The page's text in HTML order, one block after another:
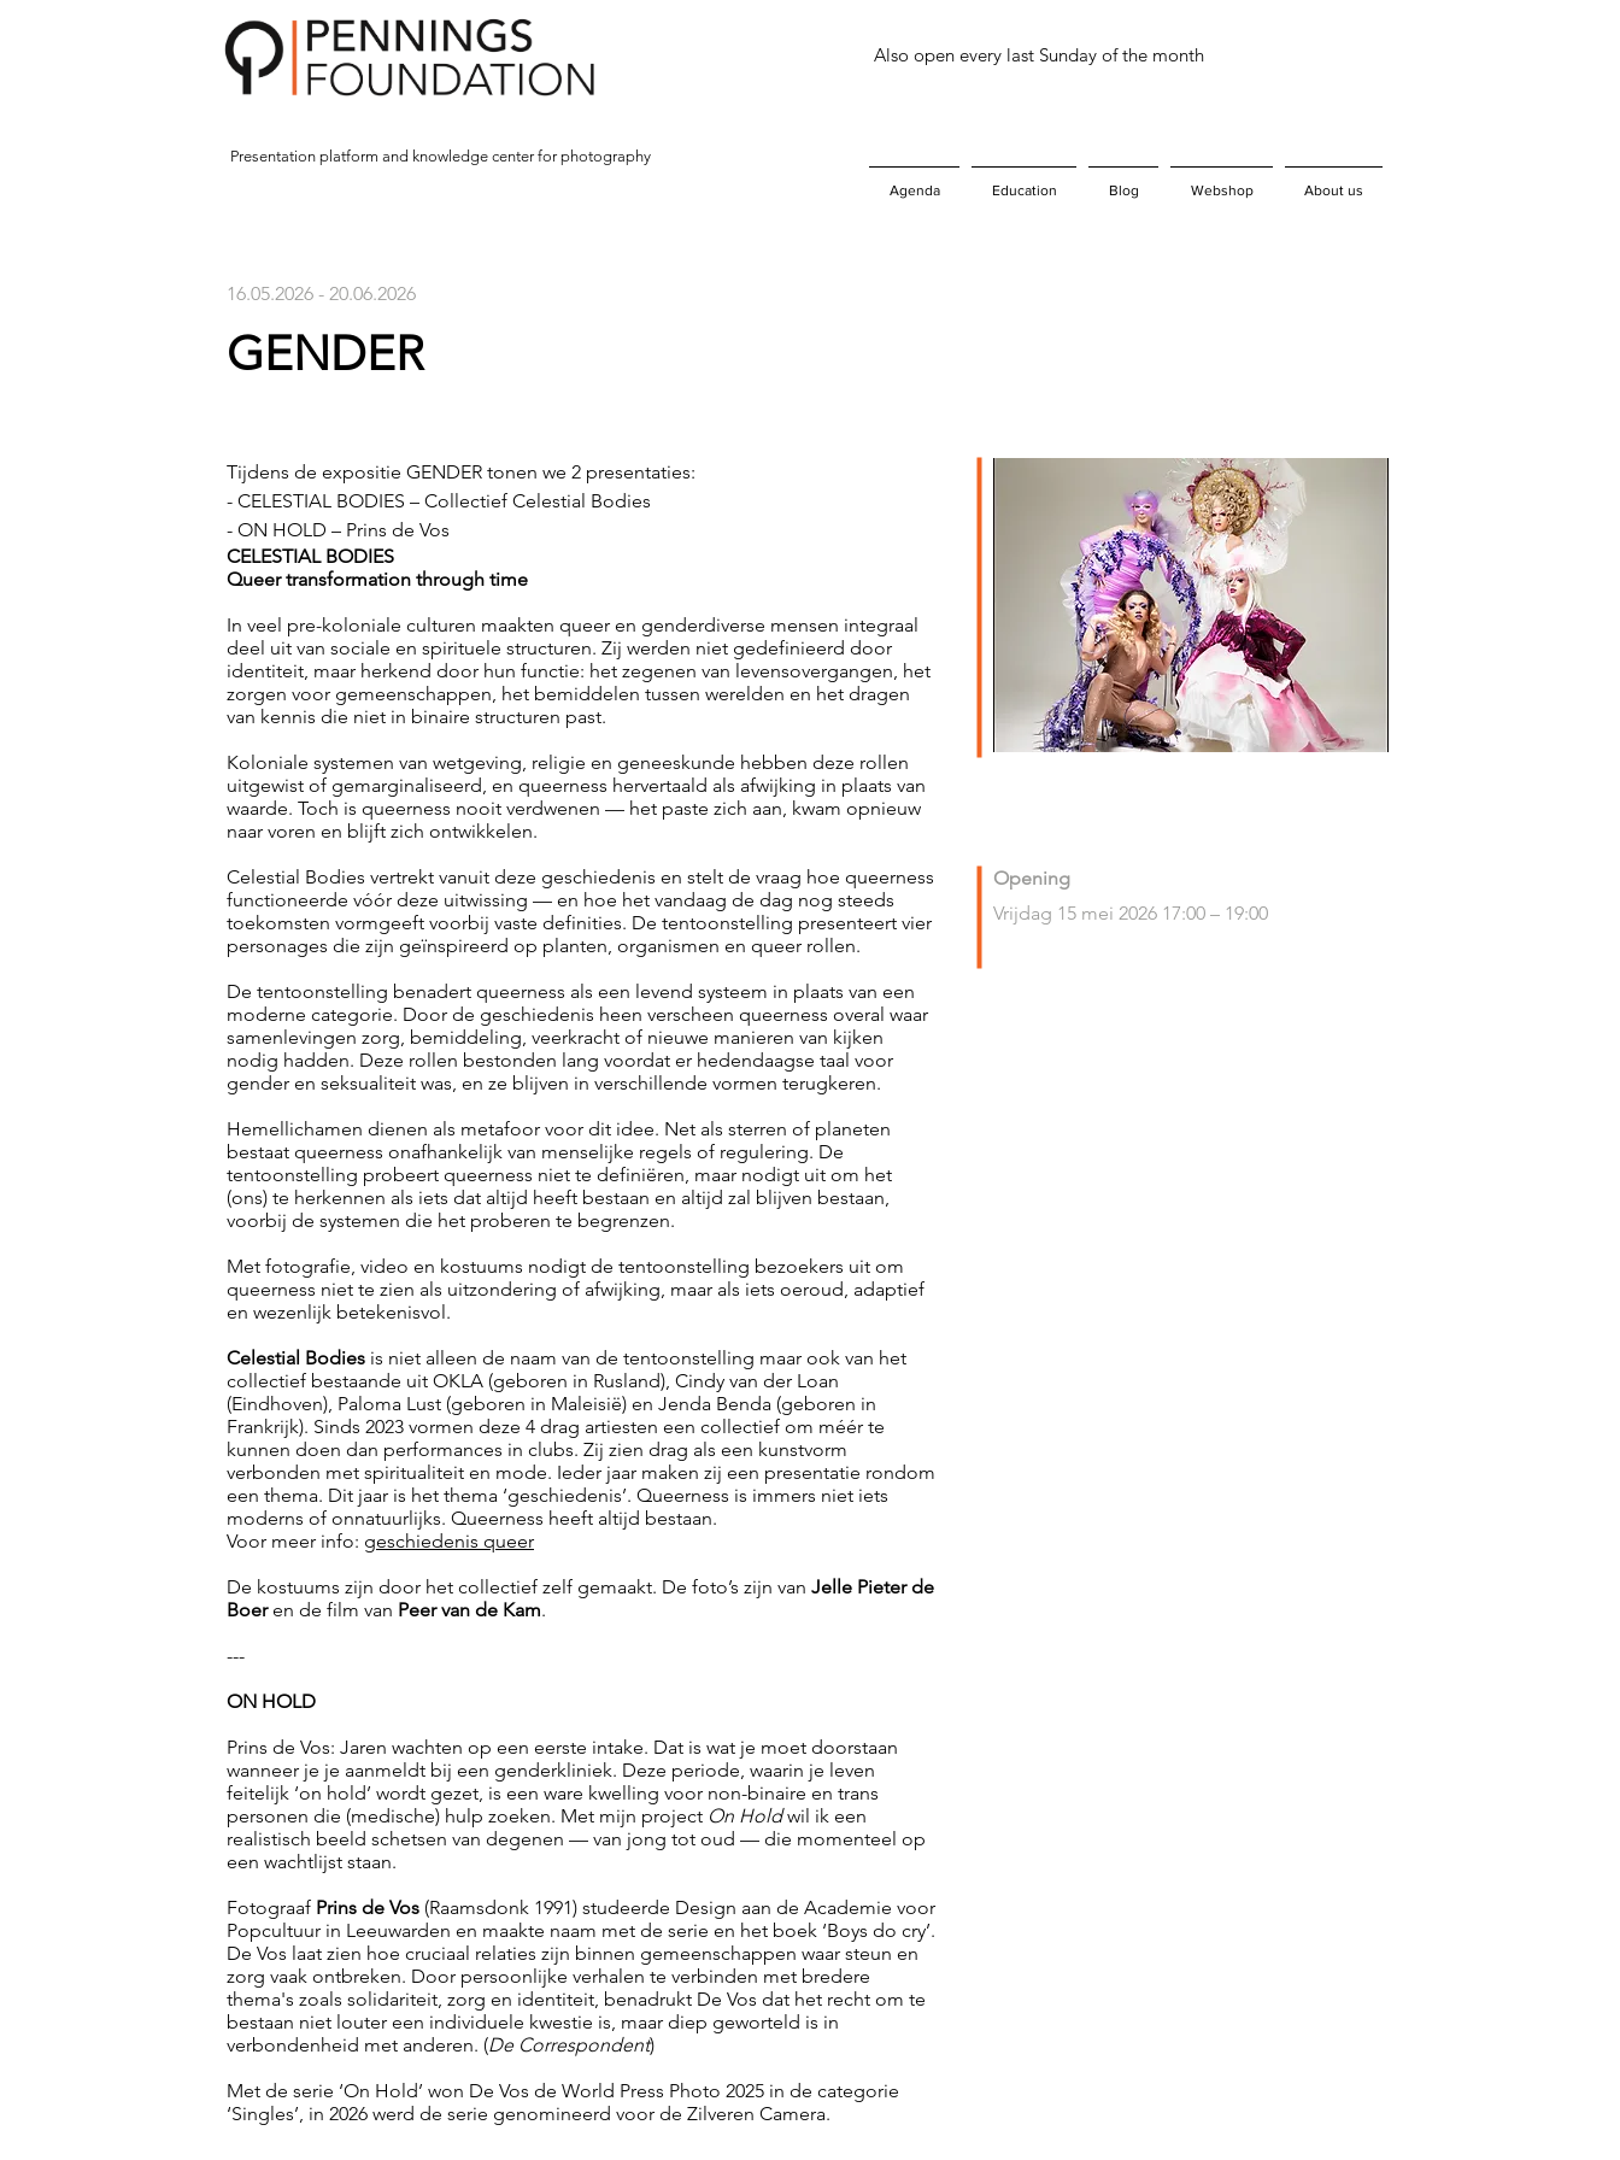
Also open every last Sunday of the month
Presentation platform and knowledge center for photography
Agenda Education Blog Webshop About us
16.05.2026 - 20.06.2026
GENDER
Tijdens de expositie GENDER tonen we 2 presentaties:
- CELESTIAL BODIES – Collectief Celestial Bodies
- ON HOLD – Prins de Vos
CELESTIAL BODIES
Queer transformation through time
In veel pre-koloniale culturen maakten queer en genderdiverse mensen integraal
deel uit van sociale en spirituele structuren. Zij werden niet gedefinieerd door
identiteit, maar herkend door hun functie: het zegenen van levensovergangen, het
zorgen voor gemeenschappen, het bemiddelen tussen werelden en het dragen
van kennis die niet in binaire structuren past.
Koloniale systemen van wetgeving, religie en geneeskunde hebben deze rollen
uitgewist of gemarginaliseerd, en queerness hervertaald als afwijking in plaats van
waarde. Toch is queerness nooit verdwenen — het paste zich aan, kwam opnieuw
naar voren en blijft zich ontwikkelen.
Celestial Bodies vertrekt vanuit deze geschiedenis en stelt de vraag hoe queerness
functioneerde vóór deze uitwissing — en hoe het vandaag de dag nog steeds
toekomsten vormgeeft voorbij vaste definities. De tentoonstelling presenteert vier
personages die zijn geïnspireerd op planten, organismen en queer rollen.
De tentoonstelling benadert queerness als een levend systeem in plaats van een
moderne categorie. Door de geschiedenis heen verscheen queerness overal waar
samenlevingen zorg, bemiddeling, veerkracht of nieuwe manieren van kijken
nodig hadden. Deze rollen bestonden lang voordat er hedendaagse taal voor
gender en seksualiteit was, en ze blijven in verschillende vormen terugkeren.
Hemellichamen dienen als metafoor voor dit idee. Net als sterren of planeten
bestaat queerness onafhankelijk van menselijke regels of regulering. De
tentoonstelling probeert queerness niet te definiëren, maar nodigt uit om het
(ons) te herkennen als iets dat altijd heeft bestaan en altijd zal blijven bestaan,
voorbij de systemen die het proberen te begrenzen.
Met fotografie, video en kostuums nodigt de tentoonstelling bezoekers uit om
queerness niet te zien als uitzondering of afwijking, maar als iets oeroud, adaptief
en wezenlijk betekenisvol.
Celestial Bodies is niet alleen de naam van de tentoonstelling maar ook van het
collectief bestaande uit OKLA (geboren in Rusland), Cindy van der Loan
(Eindhoven), Paloma Lust (geboren in Maleisië) en Jenda Benda (geboren in
Frankrijk). Sinds 2023 vormen deze 4 drag artiesten een collectief om méér te
kunnen doen dan performances in clubs. Zij zien drag als een kunstvorm
verbonden met spiritualiteit en mode. Ieder jaar maken zij een presentatie rondom
een thema. Dit jaar is het thema ‘geschiedenis’. Queerness is immers niet iets
moderns of onnatuurlijks. Queerness heeft altijd bestaan.
Voor meer info: geschiedenis queer
De kostuums zijn door het collectief zelf gemaakt. De foto’s zijn van Jelle Pieter de
Boeren de film van Peer van de Kam.
---
ON HOLD
Prins de Vos: Jaren wachten op een eerste intake. Dat is wat je moet doorstaan
wanneer je je aanmeldt bij een genderkliniek. Deze periode, waarin je leven
feitelijk ‘on hold’ wordt gezet, is een ware kwelling voor non-binaire en trans
personen die (medische) hulp zoeken. Met mijn project On Holdwil ik een
realistisch beeld schetsen van degenen — van jong tot oud — die momenteel op
een wachtlijst staan.
Fotograaf Prins de Vos (Raamsdonk 1991) studeerde Design aan de Academie voor
Popcultuur in Leeuwarden en maakte naam met de serie en het boek ‘Boys do cry’.
De Vos laat zien hoe cruciaal relaties zijn binnen gemeenschappen waar steun en
zorg vaak ontbreken. Door persoonlijke verhalen te verbinden met bredere
thema's zoals solidariteit, zorg en identiteit, benadrukt De Vos dat het recht om te
bestaan niet louter een individuele kwestie is, maar diep geworteld is in
verbondenheid met anderen. (De Correspondent)
Met de serie ‘On Hold’ won De Vos de World Press Photo 2025 in de categorie
‘Singles’, in 2026 werd de serie genomineerd voor de Zilveren Camera.
Opening
Vrijdag 15 mei 2026 17:00 – 19:00